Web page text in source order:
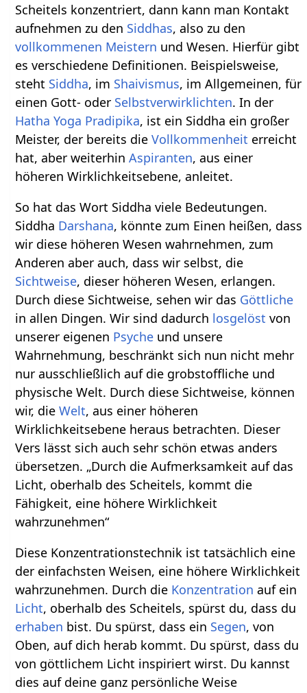
Scheitels konzentriert, dann kann man Kontakt
aufnehmen zu den Siddhas, also zu den
vollkommenen Meistern und Wesen. Hierfür gibt
es verschiedene Definitionen. Beispielsweise,
steht Siddha, im Shaivismus, im Allgemeinen, für
einen Gott- oder Selbstverwirklichten. In der
Hatha Yoga Pradipika, ist ein Siddha ein großer
Meister, der bereits dieVollkommenheit erreicht
hat, aber weiterhinAspiranten, aus einer
höheren Wirklichkeitsebene, anleitet.
So hat das Wort Siddha viele Bedeutungen.
Siddha Darshana, könnte zum Einen heißen, dass
wir diese höheren Wesen wahrnehmen, zum
Anderen aber auch, dass wir selbst, die
Sichtweise, dieser höheren Wesen, erlangen.
Durch diese Sichtweise, sehen wir das Göttliche
in allen Dingen. Wir sind dadurch losgelöst von
unserer eigenen Psyche und unsere
Wahrnehmung, beschränkt sich nun nicht mehr
nur ausschließlich auf die grobstoffliche und
physische Welt. Durch diese Sichtweise, können
wir, dieWelt, aus einer höheren
Wirklichkeitsebene heraus betrachten. Dieser
Vers lässt sich auch sehr schön etwas anders
übersetzen. „Durch die Aufmerksamkeit auf das
Licht, oberhalb des Scheitels, kommt die
Fähigkeit, eine höhere Wirklichkeit
wahrzunehmen“
Diese Konzentrationstechnik ist tatsächlich eine
der einfachsten Weisen, eine höhere Wirklichkeit
wahrzunehmen. Durch die Konzentration auf ein
Licht, oberhalb des Scheitels, spürst du, dass du
erhaben bist. Du spürst, dass ein Segen, von
Oben, auf dich herab kommt. Du spürst, dass du
von göttlichem Licht inspiriert wirst. Du kannst
dies auf deine ganz persönliche Weise